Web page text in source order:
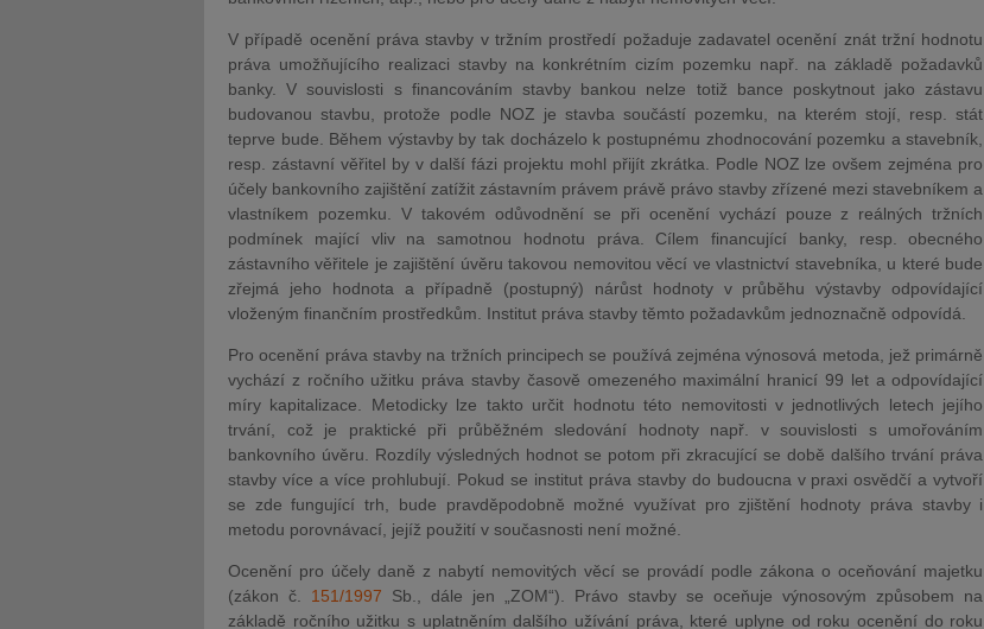
V případě ocenění práva stavby v tržním prostředí požaduje zadavatel ocenění znát tržní hodnotu
práva umožňujícího realizaci stavby na konkrétním cizím pozemku např. na základě požadavků
banky. V souvislosti s financováním stavby bankou nelze totiž bance poskytnout jako zástavu
budovanou stavbu, protože podle NOZ je stavba součástí pozemku, na kterém stojí, resp. stát
teprve bude. Během výstavby by tak docházelo k postupnému zhodnocování pozemku a stavebník,
resp. zástavní věřitel by v další fázi projektu mohl přijít zkrátka. Podle NOZ lze ovšem zejména pro
účely bankovního zajištění zatížit zástavním právem právě právo stavby zřízené mezi stavebníkem a
vlastníkem pozemku. V takovém odůvodnění se při ocenění vychází pouze z reálných tržních
podmínek mající vliv na samotnou hodnotu práva. Cílem financující banky, resp. obecného
zástavního věřitele je zajištění úvěru takovou nemovitou věcí ve vlastnictví stavebníka, u které bude
zřejmá jeho hodnota a případně (postupný) nárůst hodnoty v průběhu výstavby odpovídající
vloženým finančním prostředkům. Institut práva stavby těmto požadavkům jednoznačně odpovídá.
Pro ocenění práva stavby na tržních principech se používá zejména výnosová metoda, jež primárně
vychází z ročního užitku práva stavby časově omezeného maximální hranicí 99 let a odpovídající
míry kapitalizace. Metodicky lze takto určit hodnotu této nemovitosti v jednotlivých letech jejího
trvání, což je praktické při průběžném sledování hodnoty např. v souvislosti s umořováním
bankovního úvěru. Rozdíly výsledných hodnot se potom při zkracující se době dalšího trvání práva
stavby více a více prohlubují. Pokud se institut práva stavby do budoucna v praxi osvědčí a vytvoří
se zde fungující trh, bude pravděpodobně možné využívat pro zjištění hodnoty práva stavby i
metodu porovnávací, jejíž použití v současnosti není možné.
Ocenění pro účely daně z nabytí nemovitých věcí se provádí podle zákona o oceňování majetku
(zákon č. 151/1997 Sb., dále jen „ZOM“). Právo stavby se oceňuje výnosovým způsobem na
základě ročního užitku s uplatněním dalšího užívání práva, které uplyne od roku ocenění do roku